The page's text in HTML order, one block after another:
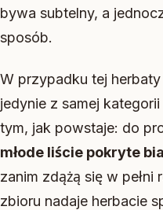
bywa subtelny, a
sposób.
W przypadku tej
jedynie z samej
tym, jak powstaje: do
młode liście pokryte
zanim zdążą się w pełni
zbioru nadaje herbacie